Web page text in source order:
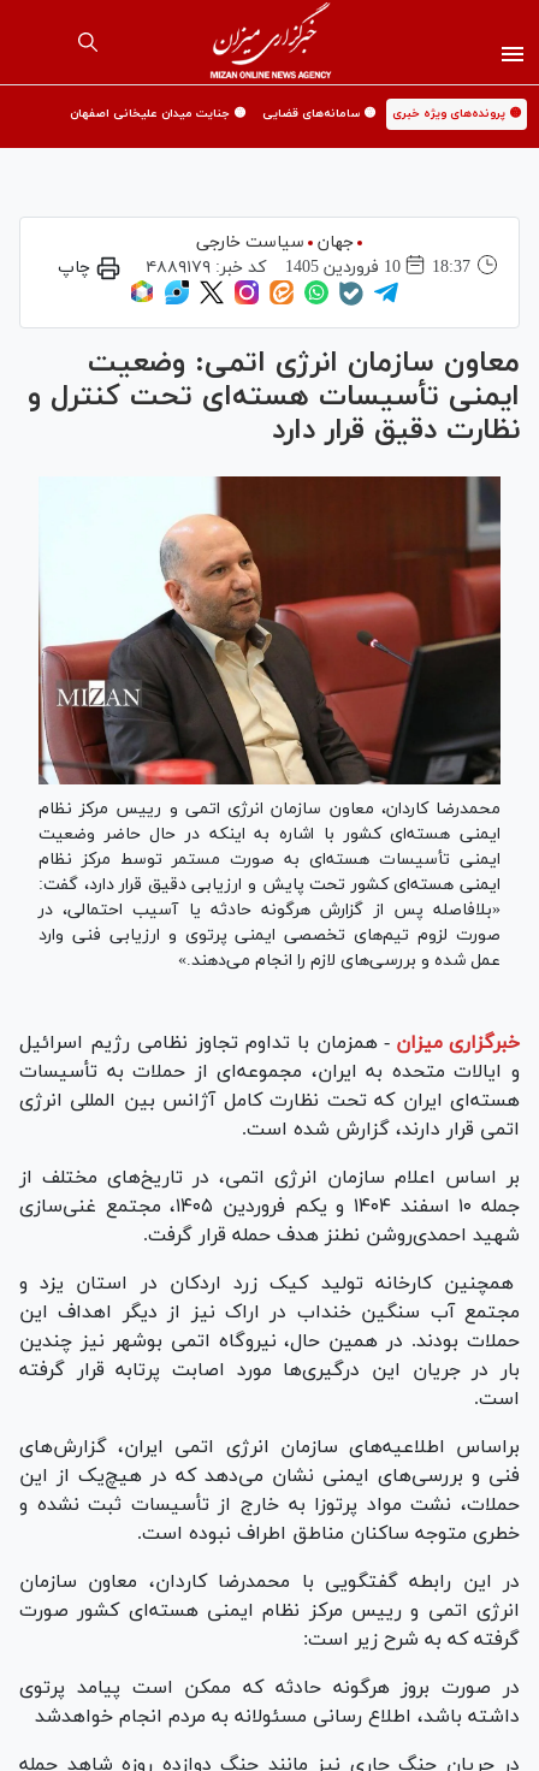
🟡 پرونده‌های ویژه خبری 🟡 سامانه‌های قضایی 🟡 جنایت میدان علیخانی اصفهان
جهان
سیاست خارجی
18:37
10 فروردين 1405 کد خبر:۴۸۸۹۱۷۹ چاپ
معاون سازمان انرژی اتمی: وضعیت
ایمنی تأسیسات هسته‌ای تحت کنترل و
نظارت دقیق قرار دارد
محمدرضا کاردان، معاون سازمان انرژی اتمی و رییس مرکز نظام
ایمنی هسته‌ای کشور با اشاره به اینکه در حال حاضر وضعیت
ایمنی تأسیسات هسته‌ای به صورت مستمر توسط مرکز نظام
ایمنی هسته‌ای کشور تحت پایش و ارزیابی دقیق قرار دارد، گفت:
«بلافاصله پس از گزارش هرگونه حادثه یا آسیب احتمالی، در
صورت لزوم تیم‌های تخصصی ایمنی پرتوی و ارزیابی فنی وارد
عمل شده و بررسی‌های لازم را انجام می‌دهند.»
خبرگزاری میزان - همزمان با تداوم تجاوز نظامی رژیم اسرائیل
و ایالات متحده به ایران، مجموعه‌ای از حملات به تأسیسات
هسته‌ای ایران که تحت نظارت کامل آژانس بین المللی انرژی
اتمی قرار دارند، گزارش شده است.
بر اساس اعلام سازمان انرژی اتمی، در تاریخ‌های مختلف از
جمله ۱۰ اسفند ۱۴۰۴ و یکم فروردین ۱۴۰۵، مجتمع غنی‌سازی
شهید احمدی‌روشن نطنز هدف حمله قرار گرفت.
همچنین کارخانه تولید کیک زرد اردکان در استان یزد و
مجتمع آب سنگین خنداب در اراک نیز از دیگر اهداف این
حملات بودند. در همین حال، نیروگاه اتمی بوشهر نیز چندین
بار در جریان این درگیری‌ها مورد اصابت پرتابه قرار گرفته
است.
براساس اطلاعیه‌های سازمان انرژی اتمی ایران، گزارش‌های
فنی و بررسی‌های ایمنی نشان می‌دهد که در هیچ‌یک از این
حملات، نشت مواد پرتوزا به خارج از تأسیسات ثبت نشده و
خطری متوجه ساکنان مناطق اطراف نبوده است.
در این رابطه گفتگویی با محمدرضا کاردان، معاون سازمان
انرژی اتمی و رییس مرکز نظام ایمنی هسته‌ای کشور صورت
گرفته که به شرح زیر است:
در صورت بروز هرگونه حادثه که ممکن است پیامد پرتوی
داشته باشد، اطلاع رسانی مسئولانه به مردم انجام خواهدشد
در جریان جنگ جاری نیز مانند جنگ دوازده روزه شاهد حمله